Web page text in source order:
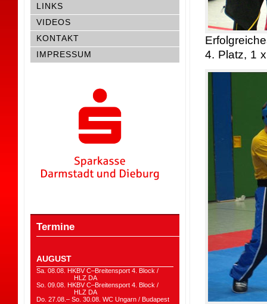
LINKS
VIDEOS
KONTAKT
IMPRESSUM
Termine
AUGUST
Sa. 08.08. HKBV C–Breitensport 4. Block /
HLZ DA
So. 09.08. HKBV C–Breitensport 4. Block /
HLZ DA
Do. 27.08.– So. 30.08. WC Ungarn / Budapest
4. Platz, 1